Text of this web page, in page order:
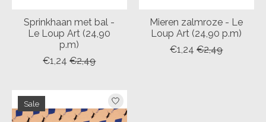
Sprinkhaan met bal -
Le Loup Art (24,90
p.m)
€1,24 €2,49
Mieren zalmroze - Le
Loup Art (24,90 p.m)
€1,24 €2,49
Sale